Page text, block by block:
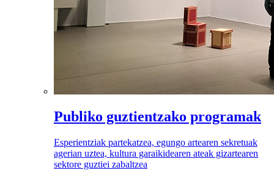
Publiko guztientzako programak
Esperientziak partekatzea, egungo artearen sekretuak
agerian uztea, kultura garaikidearen ateak gizartearen
sektore guztiei zabaltzea